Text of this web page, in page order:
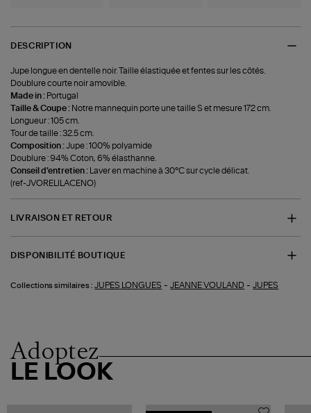
DESCRIPTION
Jupe longue en dentelle noir. Taille élastiquée et fentes sur les côtés.
Doublure courte noir amovible.
Made in : Portugal
Taille & Coupe : Notre mannequin porte une taille S et mesure 172 cm.
Longueur : 105 cm.
Tour de taille : 32.5 cm.
Composition :Jupe : 100% polyamide
Doublure : 94% Coton, 6% élasthanne.
Conseil d'entretien : Laver en machine à 30°C sur cycle délicat.
(ref-JVORELILACENO)
LIVRAISON ET RETOUR
DISPONIBILITÉ BOUTIQUE
Collections similaires : JUPES LONGUES -JEANNE VOULAND -JUPES
Adoptez
LE LOOK